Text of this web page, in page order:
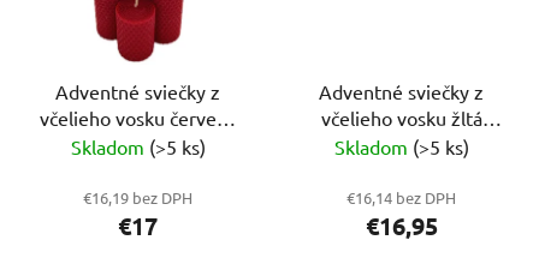
Adventné sviečky z
včelieho vosku červená
18,14,10,6 x 4,5 cm
Skladom (>5 ks)
€16,19 bez DPH
€17
Adventné sviečky z
včelieho vosku žltá
12x4,5 cm, 4ks
Skladom (>5 ks)
€16,14 bez DPH
€16,95